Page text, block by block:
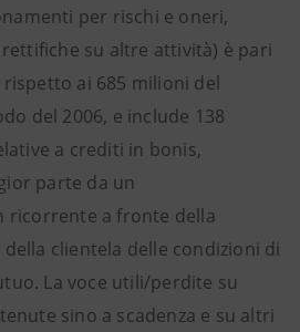
per rischi e oneri,
su altre attività) è pari
ai 685 milioni del
del 2006, e include 138
a crediti in bonis,
parte da un
ricorrente a fronte della
clientela delle condizioni di
La voce utili/perdite su
sino a scadenza e su altri